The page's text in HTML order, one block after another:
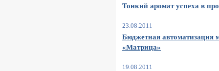
Тонкий аромат успеха в
23.08.2011
Бюджетная автоматизация
«Матрица»
19.08.2011